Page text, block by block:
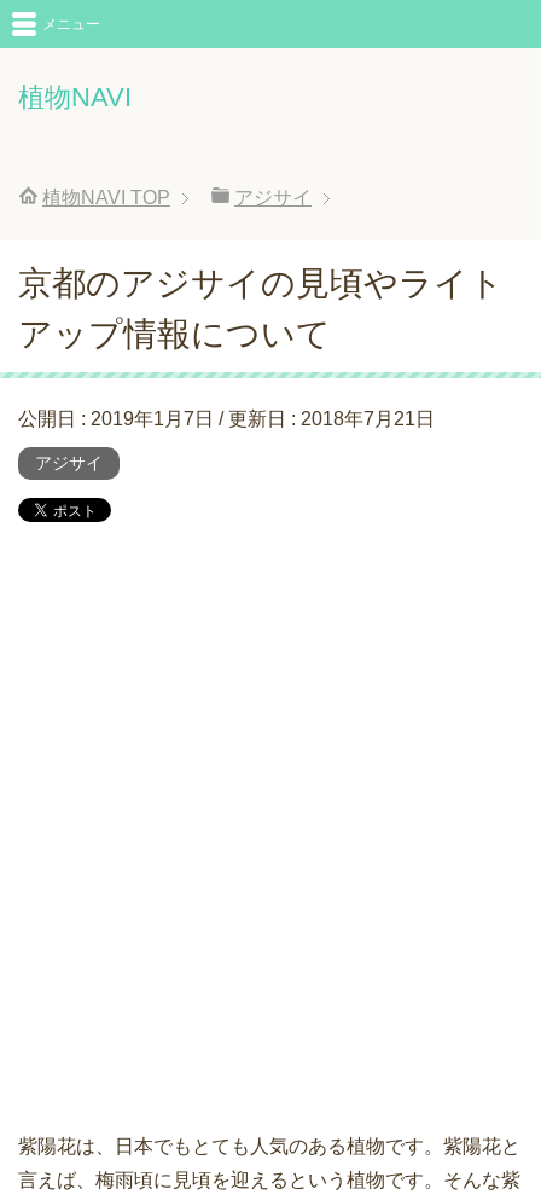
植物NAVI
メニュー
植物NAVI TOP アジサイ
京都のアジサイの見頃やライト
アップ情報について
公開日 : 2019年1月7日 / 更新日 : 2018年7月21日
アジサイ
紫陽花は、日本でもとても人気のある植物です。紫陽花と
言えば、梅雨頃に見頃を迎えるという植物です。そんな紫